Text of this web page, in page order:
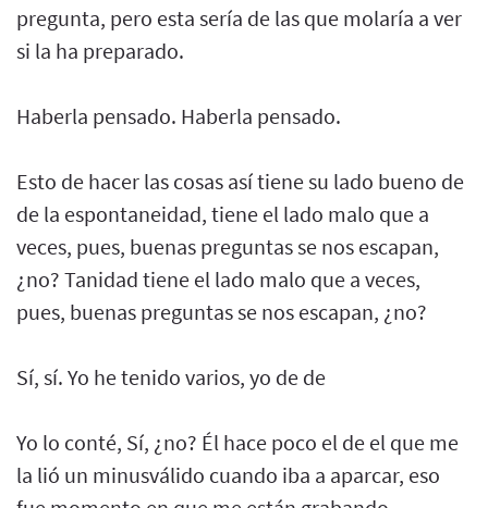
pregunta, pero esta sería de las que molaría a ver
si la ha preparado.
Haberla pensado. Haberla pensado.
Esto de hacer las cosas así tiene su lado bueno de
de la espontaneidad, tiene el lado malo que a
veces, pues, buenas preguntas se nos escapan,
¿no? Tanidad tiene el lado malo que a veces,
pues, buenas preguntas se nos escapan, ¿no?
Sí, sí. Yo he tenido varios, yo de de
Yo lo conté, Sí, ¿no? Él hace poco el de el que me
la lió un minusválido cuando iba a aparcar, eso